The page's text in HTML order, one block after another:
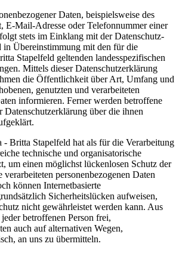
Daten, beispielsweise des
E-Mail-Adresse oder Telefonnummer einer
stets im Einklang mit der Datenschutz-
Übereinstimmung mit den für die
Stapelfeld geltenden landesspezifischen
Mittels dieser Datenschutzerklärung
die Öffentlichkeit über Art, Umfang und
genutzten und verarbeiteten
informieren. Ferner werden betroffene
Datenschutzerklärung über die ihnen
Britta Stapelfeld hat als für die Verarbeitung
technische und organisatorische
um einen möglichst lückenlosen Schutz der
verarbeiteten personenbezogenen Daten
können Internetbasierte
Sicherheitslücken aufweisen,
nicht gewährleistet werden kann. Aus
betroffenen Person frei,
auch auf alternativen Wegen,
an uns zu übermitteln.